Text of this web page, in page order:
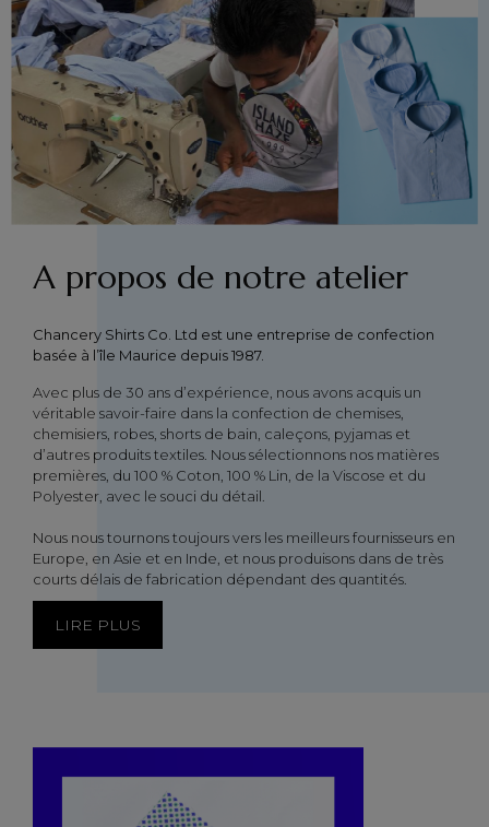
A propos de notre atelier
Chancery Shirts Co. Ltd est une entreprise de confection
basée à l’île Maurice depuis 1987.
Avec plus de 30 ans d’expérience, nous avons acquis un
véritable savoir-faire dans la confection de chemises,
chemisiers, robes, shorts de bain, caleçons, pyjamas et
d’autres produits textiles. Nous sélectionnons nos matières
premières, du 100 % Coton, 100 % Lin, de la Viscose et du
Polyester, avec le souci du détail.
Nous nous tournons toujours vers les meilleurs fournisseurs en
Europe, en Asie et en Inde, et nous produisons dans de très
courts délais de fabrication dépendant des quantités.
LIRE PLUS